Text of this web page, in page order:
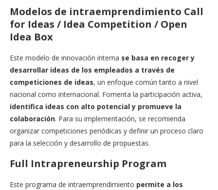
Modelos de intraemprendimiento Call
for Ideas / Idea Competition / Open
Idea Box
Este modelo de innovación interna se basa en recoger y
desarrollar ideas de los empleados a través de
competiciones de ideas, un enfoque común tanto a nivel
nacional como internacional. Fomenta la participación activa,
identifica ideas con alto potencial y promueve la
colaboración. Para su implementación, se recomienda
organizar competiciones periódicas y definir un proceso claro
para la selección y desarrollo de propuestas.
Full Intrapreneurship Program
Este programa de intraemprendimiento permite a los